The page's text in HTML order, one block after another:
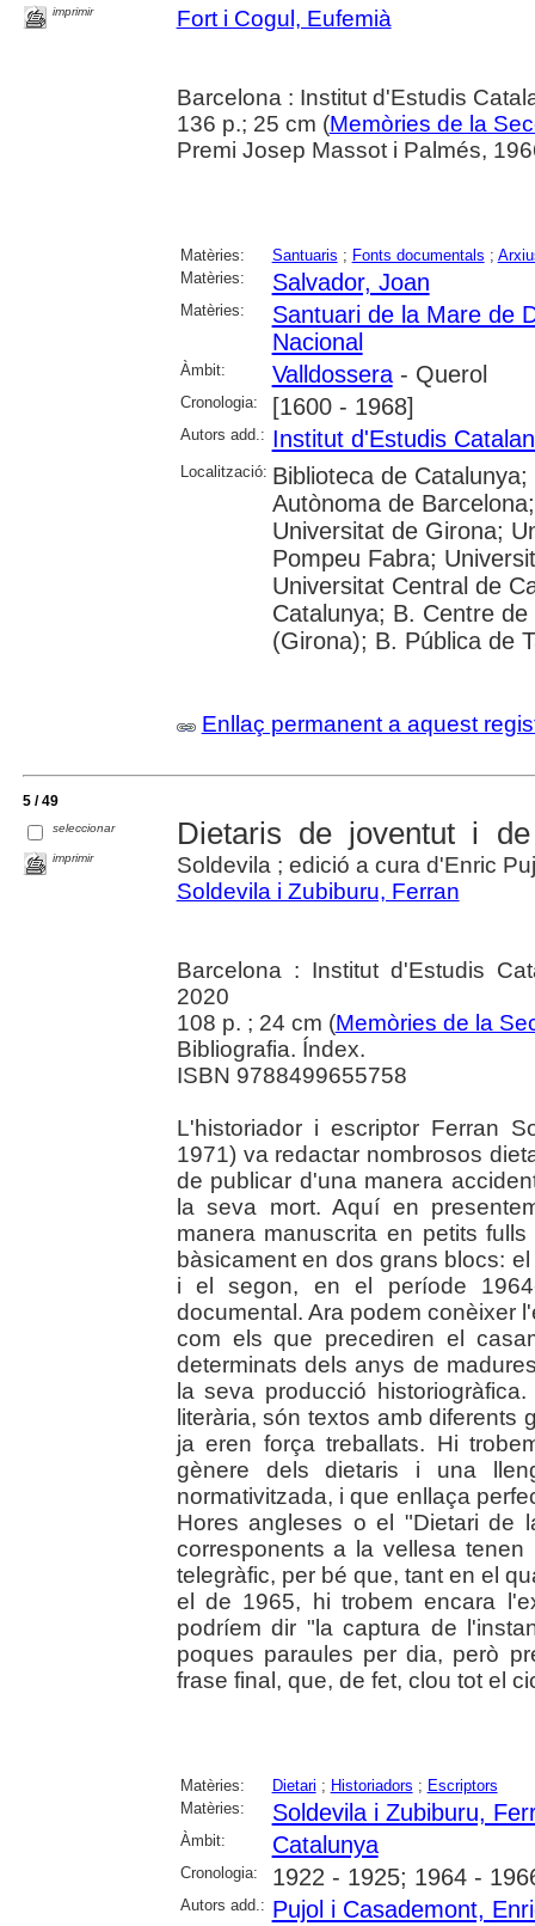
imprimir
Fort i Cogul, Eufemià
Barcelona : Institut d'Estudis
136 p.; 25 cm (Memòries de la
Premi Josep Massot i Palmés,
Matèries: Santuaris ; Fonts documentals ;
Matèries:
Salvador, Joan
Matèries:
Santuari de la Mare de
Nacional
Àmbit: Valldossera- Querol
Cronologia: [1600 - 1968]
Autors add.: Institut d'Estudis
Localització: Biblioteca de
Autònoma de
Universitat de Girona;
Pompeu Fabra;
Universitat Central de
Catalunya; B. Centre
(Girona); B. Pública de
Enllaç permanent a aquest
5 / 49
seleccionar
imprimir
Dietaris de joventut i
Soldevila ; edició a cura d'Enric
Soldevila i Zubiburu, Ferran
Barcelona : Institut d'Estudis
2020
108 p. ; 24 cm (Memòries de la
Bibliografia. Índex.
ISBN 9788499655758
L'historiador i escriptor Ferran
1971) va redactar nombrosos
de publicar d'una manera
la seva mort. Aquí en
manera manuscrita en petits
bàsicament en dos grans blocs:
i el segon, en el període
documental. Ara podem conèixer
com els que precediren el
determinats dels anys de
la seva producció
literària, són textos amb
ja eren força treballats. Hi
gènere dels dietaris i una
normativitzada, i que enllaça
Hores angleses o el "Dietari de
corresponents a la vellesa
telegràfic, per bé que, tant en el
el de 1965, hi trobem encara
podríem dir "la captura de
poques paraules per dia, però
frase final, que, de fet, clou tot el
Matèries: Dietari ; Historiadors ; Escriptors
Matèries:
Soldevila i Zubiburu,
Àmbit: Catalunya
Cronologia: 1922 - 1925; 1964 -
Autors add.: Pujol i Casademont,